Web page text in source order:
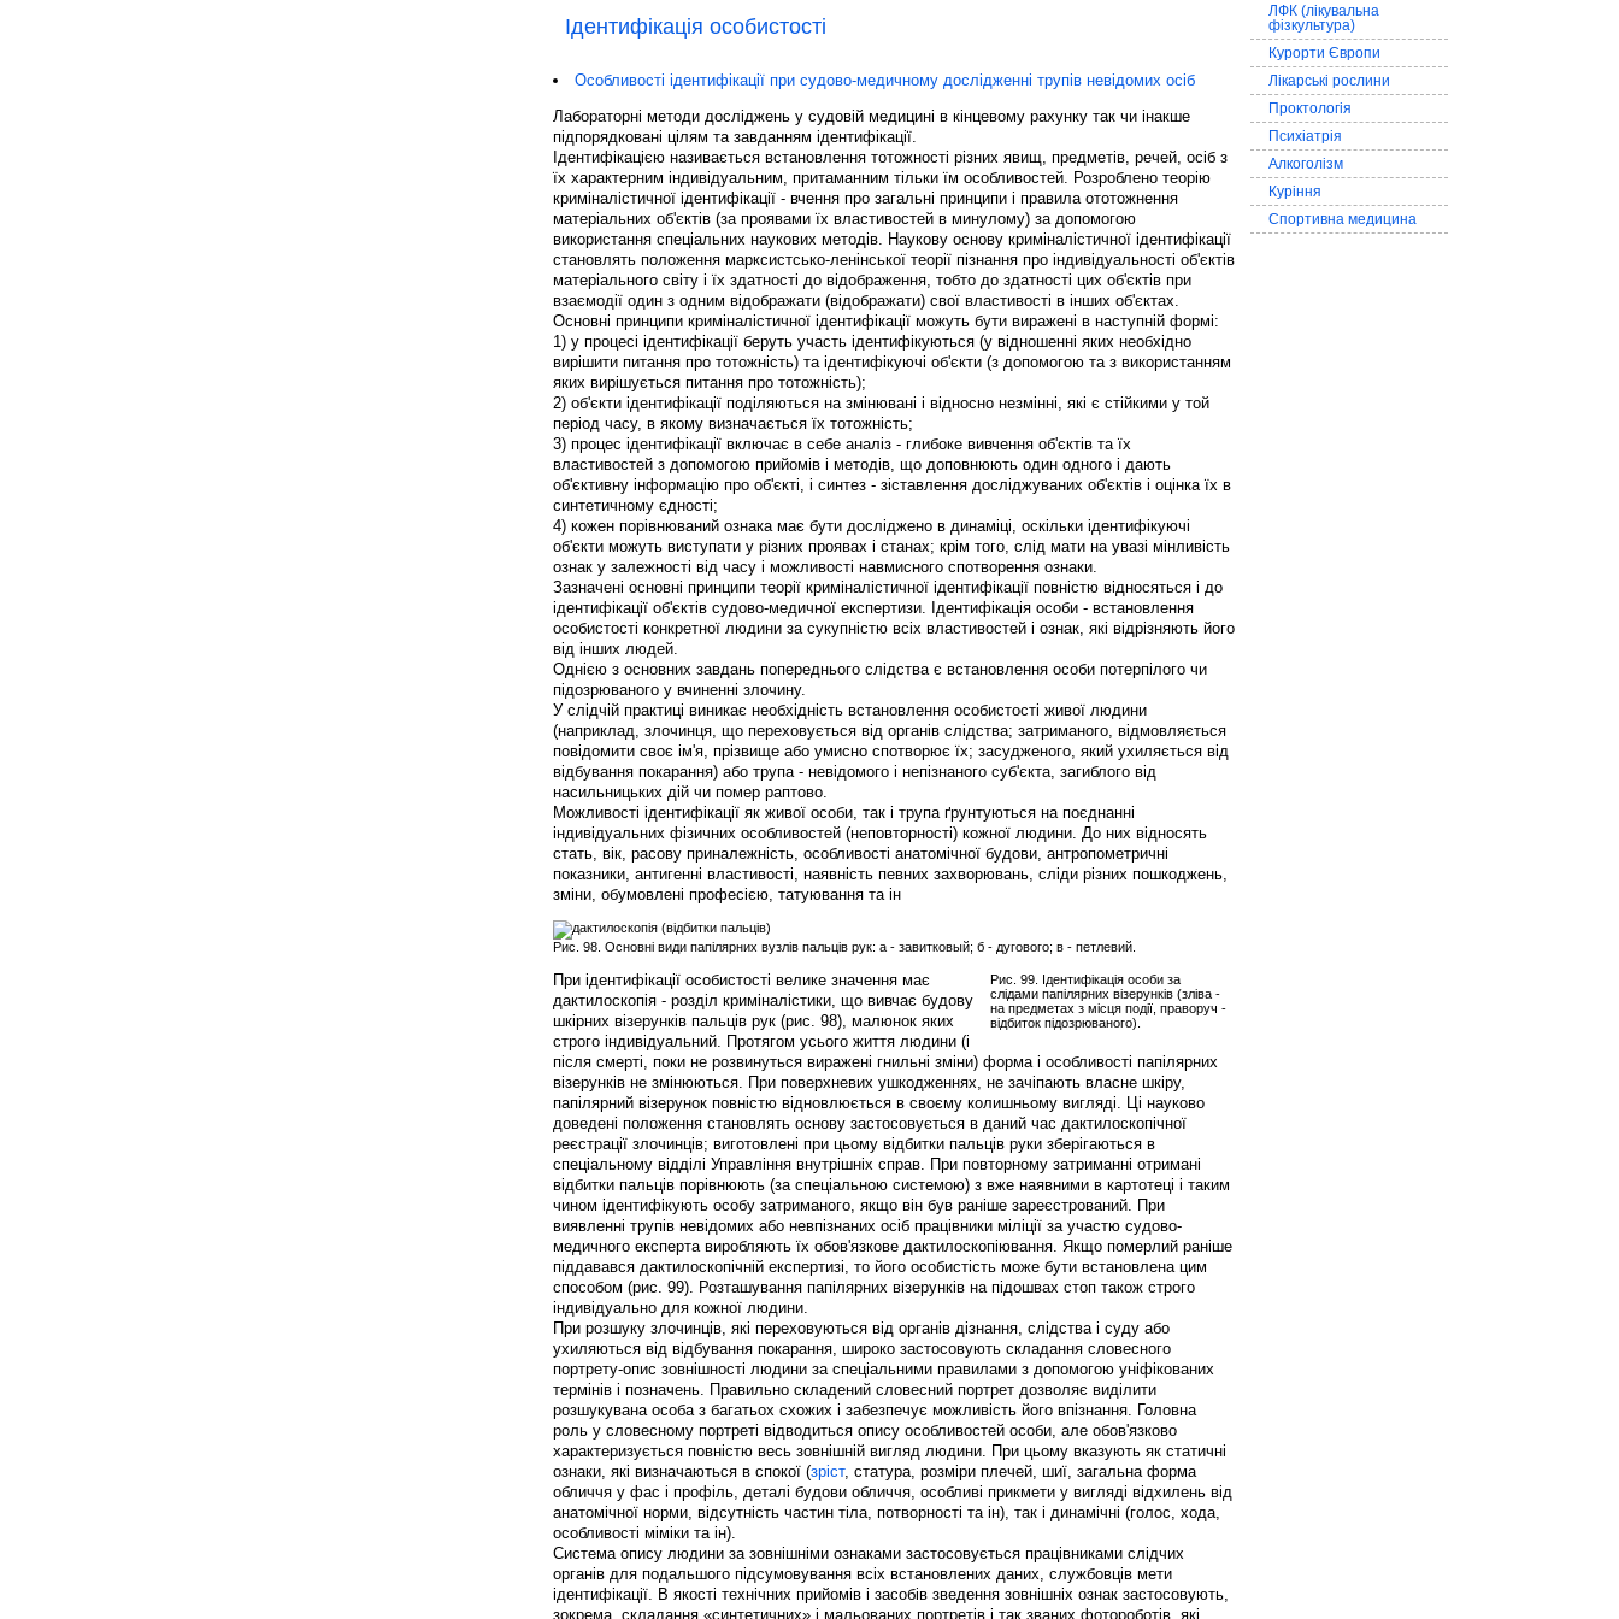
Ідентифікація особистості
Особливості ідентифікації при судово-медичному дослідженні трупів невідомих осіб
Лабораторні методи досліджень у судовій медицині в кінцевому рахунку так чи інакше
підпорядковані цілям та завданням ідентифікації.
Ідентифікацією називається встановлення тотожності різних явищ, предметів, речей, осіб з
їх характерним індивідуальним, притаманним тільки їм особливостей. Розроблено теорію
криміналістичної ідентифікації - вчення про загальні принципи і правила ототожнення
матеріальних об'єктів (за проявами їх властивостей в минулому) за допомогою
використання спеціальних наукових методів. Наукову основу криміналістичної ідентифікації
становлять положення марксистсько-ленінської теорії пізнання про індивідуальності об'єктів
матеріального світу і їх здатності до відображення, тобто до здатності цих об'єктів при
взаємодії один з одним відображати (відображати) свої властивості в інших об'єктах.
Основні принципи криміналістичної ідентифікації можуть бути виражені в наступній формі:
1) у процесі ідентифікації беруть участь ідентифікуються (у відношенні яких необхідно
вирішити питання про тотожність) та ідентифікуючі об'єкти (з допомогою та з використанням
яких вирішується питання про тотожність);
2) об'єкти ідентифікації поділяються на змінювані і відносно незмінні, які є стійкими у той
період часу, в якому визначається їх тотожність;
3) процес ідентифікації включає в себе аналіз - глибоке вивчення об'єктів та їх
властивостей з допомогою прийомів і методів, що доповнюють один одного і дають
об'єктивну інформацію про об'єкті, і синтез - зіставлення досліджуваних об'єктів і оцінка їх в
синтетичному єдності;
4) кожен порівнюваний ознака має бути досліджено в динаміці, оскільки ідентифікуючі
об'єкти можуть виступати у різних проявах і станах; крім того, слід мати на увазі мінливість
ознак у залежності від часу і можливості навмисного спотворення ознаки.
Зазначені основні принципи теорії криміналістичної ідентифікації повністю відносяться і до
ідентифікації об'єктів судово-медичної експертизи. Ідентифікація особи - встановлення
особистості конкретної людини за сукупністю всіх властивостей і ознак, які відрізняють його
від інших людей.
Однією з основних завдань попереднього слідства є встановлення особи потерпілого чи
підозрюваного у вчиненні злочину.
У слідчій практиці виникає необхідність встановлення особистості живої людини
(наприклад, злочинця, що переховується від органів слідства; затриманого, відмовляється
повідомити своє ім'я, прізвище або умисно спотворює їх; засудженого, який ухиляється від
відбування покарання) або трупа - невідомого і непізнаного суб'єкта, загиблого від
насильницьких дій чи помер раптово.
Можливості ідентифікації як живої особи, так і трупа ґрунтуються на поєднанні
індивідуальних фізичних особливостей (неповторності) кожної людини. До них відносять
стать, вік, расову приналежність, особливості анатомічної будови, антропометричні
показники, антигенні властивості, наявність певних захворювань, сліди різних пошкоджень,
зміни, обумовлені професією, татуювання та ін
Рис. 98. Основні види папілярних вузлів пальців рук: а - завитковый; б - дугового; в - петлевий.
Рис. 99. Ідентифікація особи за
слідами папілярних візерунків (зліва -
на предметах з місця події, праворуч -
відбиток підозрюваного).
При ідентифікації особистості велике значення має
дактилоскопія - розділ криміналістики, що вивчає будову
шкірних візерунків пальців рук (рис. 98), малюнок яких
строго індивідуальний. Протягом усього життя людини (і
після смерті, поки не розвинуться виражені гнильні зміни) форма і особливості папілярних
візерунків не змінюються. При поверхневих ушкодженнях, не зачіпають власне шкіру,
папілярний візерунок повністю відновлюється в своєму колишньому вигляді. Ці науково
доведені положення становлять основу застосовується в даний час дактилоскопічної
реєстрації злочинців; виготовлені при цьому відбитки пальців руки зберігаються в
спеціальному відділі Управління внутрішніх справ. При повторному затриманні отримані
відбитки пальців порівнюють (за спеціальною системою) з вже наявними в картотеці і таким
чином ідентифікують особу затриманого, якщо він був раніше зареєстрований. При
виявленні трупів невідомих або невпізнаних осіб працівники міліції за участю судово-
медичного експерта виробляють їх обов'язкове дактилоскопіювання. Якщо померлий раніше
піддавався дактилоскопічній експертизі, то його особистість може бути встановлена цим
способом (рис. 99). Розташування папілярних візерунків на підошвах стоп також строго
індивідуально для кожної людини.
При розшуку злочинців, які переховуються від органів дізнання, слідства і суду або
ухиляються від відбування покарання, широко застосовують складання словесного
портрету-опис зовнішності людини за спеціальними правилами з допомогою уніфікованих
термінів і позначень. Правильно складений словесний портрет дозволяє виділити
розшукувана особа з багатьох схожих і забезпечує можливість його впізнання. Головна
роль у словесному портреті відводиться опису особливостей особи, але обов'язково
характеризується повністю весь зовнішній вигляд людини. При цьому вказують як статичні
ознаки, які визначаються в спокої (зріст, статура, розміри плечей, шиї, загальна форма
обличчя у фас і профіль, деталі будови обличчя, особливі прикмети у вигляді відхилень від
анатомічної норми, відсутність частин тіла, потворності та ін), так і динамічні (голос, хода,
особливості міміки та ін).
Система опису людини за зовнішніми ознаками застосовується працівниками слідчих
органів для подальшого підсумовування всіх встановлених даних, службовців мети
ідентифікації. В якості технічних прийомів і засобів зведення зовнішніх ознак застосовують,
зокрема, складання «синтетичних» і мальованих портретів і так званих фотороботів, які
ЛФК (лікувальна
фізкультура)
Курорти Європи
Лікарські рослини
Проктологія
Психіатрія
Алкоголізм
Куріння
Спортивна медицина